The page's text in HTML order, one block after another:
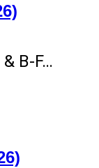
B-F…